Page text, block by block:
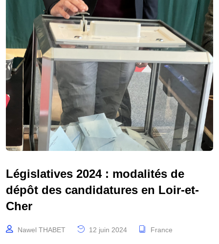
Législatives 2024 : modalités de
dépôt des candidatures en Loir-et-
Cher
Nawel THABET 12 juin 2024 France